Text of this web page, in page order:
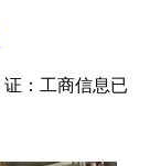
：工商信息已